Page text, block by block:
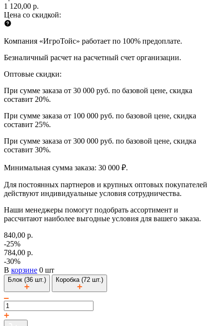
1 120,00 р.
Цена со скидкой:
Компания «ИгроТойс» работает по 100% предоплате.
Безналичный расчет на расчетный счет организации.
Оптовые скидки:
При сумме заказа от 30 000 руб. по базовой цене, скидка
составит 20%.
При сумме заказа от 100 000 руб. по базовой цене, скидка
составит 25%.
При сумме заказа от 300 000 руб. по базовой цене, скидка
составит 30%.
Минимальная сумма заказа: 30 000 ₽.
Для постоянных партнеров и крупных оптовых покупателей
действуют индивидуальные условия сотрудничества.
Наши менеджеры помогут подобрать ассортимент и
рассчитают наиболее выгодные условия для вашего заказа.
840,00 р.
-25%
784,00 р.
-30%
В корзине 0 шт
Блок (36 шт.) Коробка (72 шт.)